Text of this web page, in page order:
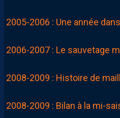
2005-2006 : Une année
2006-2007 : Le sauvetage
2008-2009 : Histoire de
2008-2009 : Bilan à la mi-